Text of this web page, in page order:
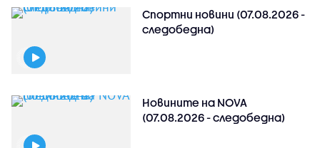
Спортни новини (07.08.2026 -
следобедна)
Новините на NOVA
(07.08.2026 - следобедна)